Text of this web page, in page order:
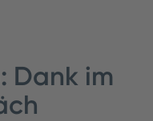
Dank im